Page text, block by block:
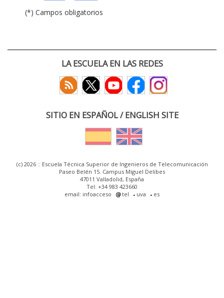
(*) Campos obligatorios
LA ESCUELA EN LAS REDES
SITIO EN ESPAÑOL / ENGLISH SITE
(c) 2026 :: Escuela Técnica Superior de Ingenieros de Telecomunicación
Paseo Belén 15. Campus Miguel Delibes
47011 Valladolid, España
Tel: +34 983 423660
email: infoacceso
tel uva es